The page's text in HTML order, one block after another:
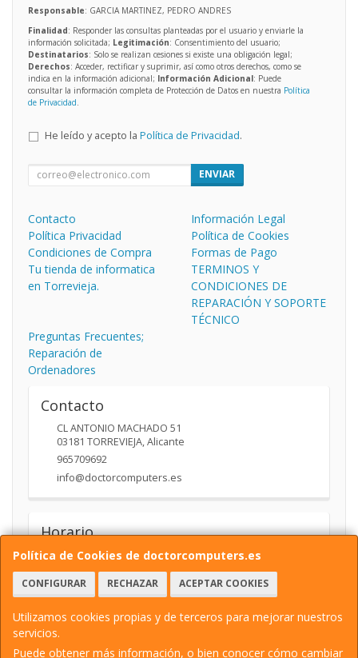
Política de Cookies de doctorcomputers.es
CONFIGURAR RECHAZAR ACEPTAR COOKIES
Utilizamos cookies propias y de terceros para mejorar nuestros
servicios.
Puede obtener más información, o bien conocer cómo cambiar
Responsable: GARCIA MARTINEZ, PEDRO ANDRES
Finalidad: Responder las consultas planteadas por el usuario y enviarle la
información solicitada; Legitimación: Consentimiento del usuario;
Destinatarios: Solo se realizan cesiones si existe una obligación legal;
Derechos: Acceder, rectificar y suprimir, así como otros derechos, como se
indica en la información adicional; Información Adicional: Puede
consultar la información completa de Protección de Datos en nuestra Política
de Privacidad
He leído y acepto la Política de Privacidad.
ENVIAR
Contacto
Información Legal
Política Privacidad
Política de Cookies
Condiciones de Compra
Formas de Pago
Tu tienda de informatica
en Torrevieja.
TERMINOS Y
CONDICIONES DE
REPARACIÓN Y SOPORTE
TÉCNICO
Preguntas Frecuentes;
Reparación de
Ordenadores
Contacto
CL ANTONIO MACHADO 51
03181 TORREVIEJA,Alicante
965709692
info@doctorcomputers.es
Horario
10:00- 14:00 17:30 -19:30